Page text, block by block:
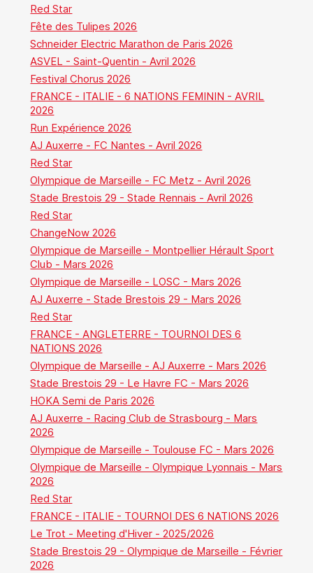
Red Star
Fête des Tulipes 2026
Schneider Electric Marathon de Paris 2026
ASVEL - Saint-Quentin - Avril 2026
Festival Chorus 2026
FRANCE - ITALIE - 6 NATIONS FEMININ - AVRIL
2026
Run Expérience 2026
AJ Auxerre - FC Nantes - Avril 2026
Red Star
Olympique de Marseille - FC Metz - Avril 2026
Stade Brestois 29 - Stade Rennais - Avril 2026
Red Star
ChangeNow 2026
Olympique de Marseille - Montpellier Hérault Sport
Club - Mars 2026
Olympique de Marseille - LOSC - Mars 2026
AJ Auxerre - Stade Brestois 29 - Mars 2026
Red Star
FRANCE - ANGLETERRE - TOURNOI DES 6
NATIONS 2026
Olympique de Marseille - AJ Auxerre - Mars 2026
Stade Brestois 29 - Le Havre FC - Mars 2026
HOKA Semi de Paris 2026
AJ Auxerre - Racing Club de Strasbourg - Mars
2026
Olympique de Marseille - Toulouse FC - Mars 2026
Olympique de Marseille - Olympique Lyonnais - Mars
2026
Red Star
FRANCE - ITALIE - TOURNOI DES 6 NATIONS 2026
Le Trot - Meeting d'Hiver - 2025/2026
Stade Brestois 29 - Olympique de Marseille - Février
2026